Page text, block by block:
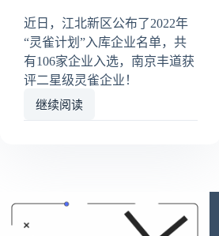
近日，江北新区公布了2022年
“灵雀计划”入库企业名单，共
有106家企业入选，南京丰道获
评二星级灵雀企业！
继续阅读
喜